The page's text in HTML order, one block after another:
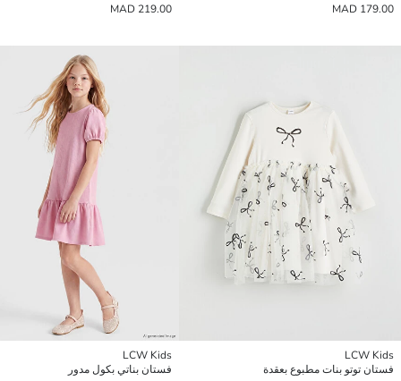
179.00 MAD
219.00 MAD
LCW Kids
فستان توتو بنات مطبوع بعقدة
LCW Kids
فستان بناتي بكول مدور